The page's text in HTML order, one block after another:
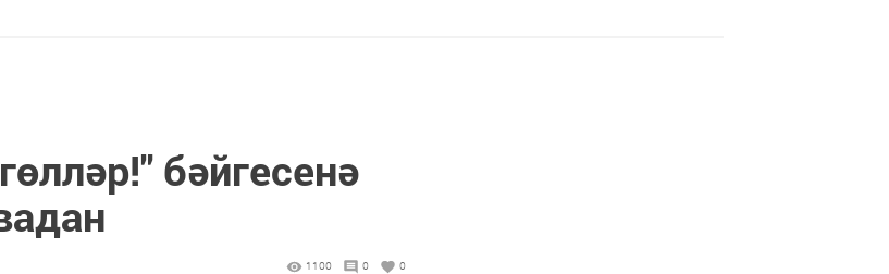
бәйгесенә
1100 0 0